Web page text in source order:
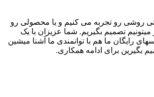
روشی رو تجربه می کنیم و یا محصولی رو
میتونیم تصمیم بگیریم. شما عزیزان با یک
رایگان ما هم با توانمندی ما آشنا میشین
بگیرین برای ادامه همکاری.